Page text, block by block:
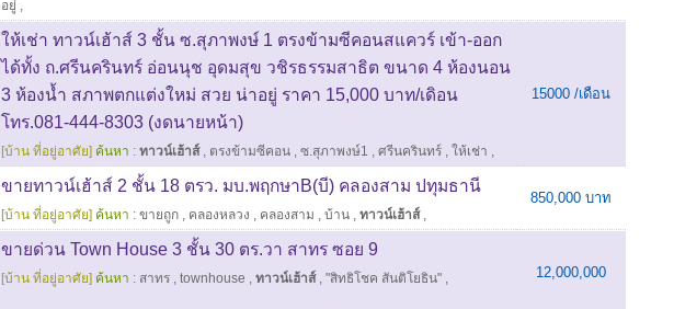
อยู่ ,
ให้เช่า ทาวน์เฮ้าส์ 3 ชั้น ซ.สุภาพงษ์ 1 ตรงข้ามซีคอนสแควร์ เข้า-ออก
ได้ทั้ง ถ.ศรีนครินทร์ อ่อนนุช อุดมสุข วชิรธรรมสาธิต ขนาด 4 ห้องนอน
3 ห้องน้ำ สภาพตกแต่งใหม่ สวย น่าอยู่ ราคา 15,000 บาท/เดิอน
โทร.081-444-8303 (งดนายหน้า)
[บ้าน ที่อยู่อาศัย] ค้นหา : ทาวน์เฮ้าส์, ตรงข้ามซีคอน , ซ.สุภาพงษ์1 , ศรีนครินทร์ , ให้เช่า ,
15000 /เดือน
ขายทาวน์เฮ้าส์ 2 ชั้น 18 ตรว. มบ.พฤกษาB(บี) คลองสาม ปทุมธานี
[บ้าน ที่อยู่อาศัย] ค้นหา : ขายถูก , คลองหลวง , คลองสาม , บ้าน , ทาวน์เฮ้าส์,
850,000 บาท
ขายด่วน Town House 3 ชั้น 30 ตร.วา สาทร ซอย 9
[บ้าน ที่อยู่อาศัย] ค้นหา : สาทร , townhouse , ทาวน์เฮ้าส์, "สิทธิโชค สันติโยธิน" , 12,000,000